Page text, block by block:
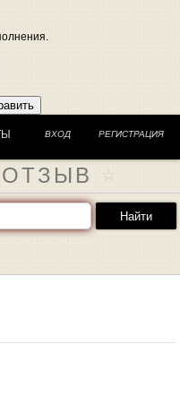
ВХОД РЕГИСТРАЦИЯ